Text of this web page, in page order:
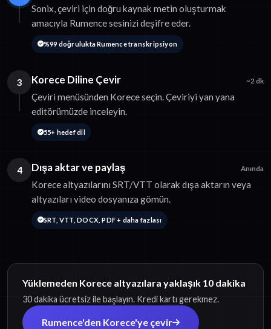
Sonix, çeviri için doğru kaynak metin oluşturmak
amacıyla Rumence sesinizi deşifre eder.
%99 doğrulukta Rumence transkripsiyon
3 Korece Diline Çevir ~2 dk
Çeviri menüsünden Korece seçin. Çeviriyi yan yana
editörümüzde inceleyin.
55+ hedef dil
4 Dışa aktar ve paylaş Anında
Korece altyazılarını SRT/VTT olarak dışa aktarın veya
altyazıları video dosyanıza gömün.
SRT, VTT, DOCX, PDF + daha fazlası
Yüklemeden Korece altyazılara yaklaşık 10 dakika
30 dakika ücretsiz ile başlayın. Kredi kartı gerekmez.
Rumence'den Korece'ye çevir